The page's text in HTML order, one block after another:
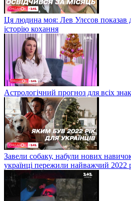
Ця людина моя: Лев Улєсов показав
історію кохання
Астрологічний прогноз для всіх
Завели собаку, набули нових
українці пережили найважчий 2022